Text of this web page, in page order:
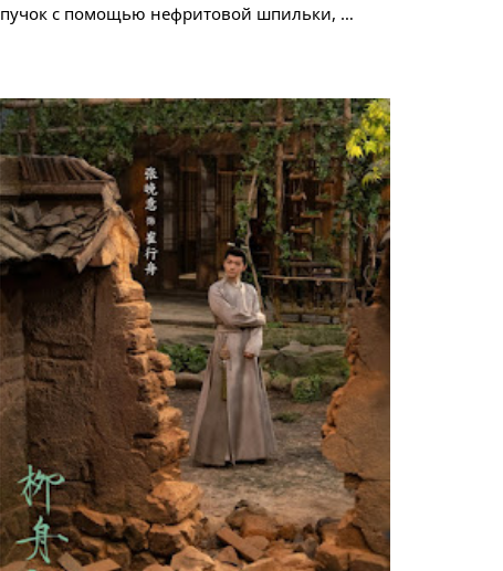
пучок с помощью нефритовой шпильки, …